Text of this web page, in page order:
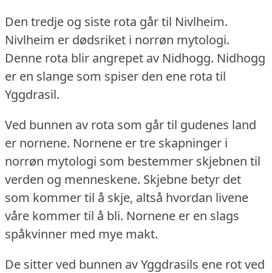
Den tredje og siste rota går til Nivlheim.
Nivlheim er dødsriket i norrøn mytologi.
Denne rota blir angrepet av Nidhogg. Nidhogg
er en slange som spiser den ene rota til
Yggdrasil.
Ved bunnen av rota som går til gudenes land
er nornene. Nornene er tre skapninger i
norrøn mytologi som bestemmer skjebnen til
verden og menneskene. Skjebne betyr det
som kommer til å skje, altså hvordan livene
våre kommer til å bli. Nornene er en slags
spåkvinner med mye makt.
De sitter ved bunnen av Yggdrasils ene rot ved